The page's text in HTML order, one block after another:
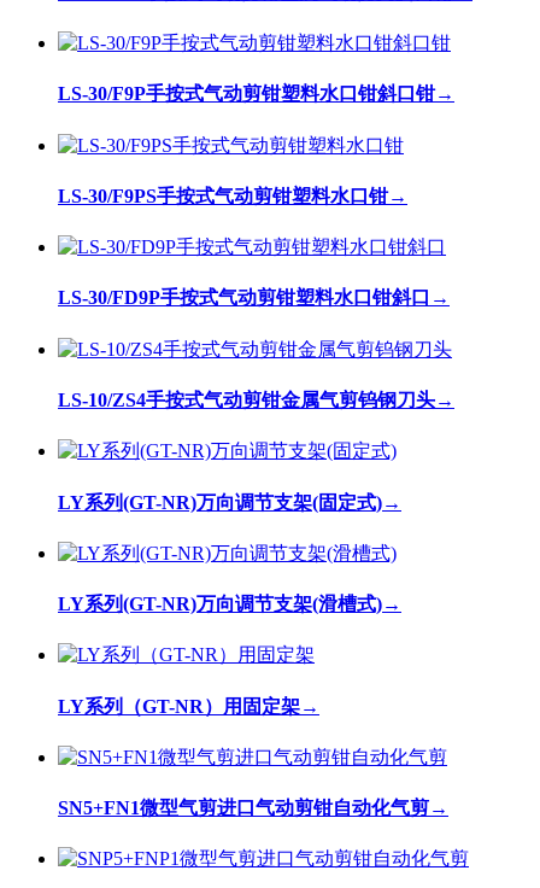
LS-30/F9P手按式气动剪钳塑料水口钳斜口钳→
LS-30/F9PS手按式气动剪钳塑料水口钳→
LS-30/FD9P手按式气动剪钳塑料水口钳斜口 →
LS-10/ZS4手按式气动剪钳金属气剪钨钢刀头→
LY系列(GT-NR)万向调节支架(固定式)→
LY系列(GT-NR)万向调节支架(滑槽式)→
LY系列（GT-NR）用固定架→
SN5+FN1微型气剪进口气动剪钳自动化气剪→